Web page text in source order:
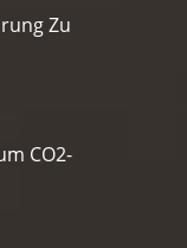
Zu
CO2-